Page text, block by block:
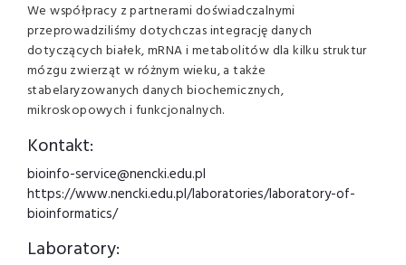
We współpracy z partnerami doświadczalnymi
przeprowadziliśmy dotychczas integrację danych
dotyczących białek, mRNA i metabolitów dla kilku struktur
mózgu zwierząt w różnym wieku, a także
stabelaryzowanych danych biochemicznych,
mikroskopowych i funkcjonalnych.
Kontakt:
bioinfo-service@nencki.edu.pl
https://www.nencki.edu.pl/laboratories/laboratory-of-
bioinformatics/
Laboratory: